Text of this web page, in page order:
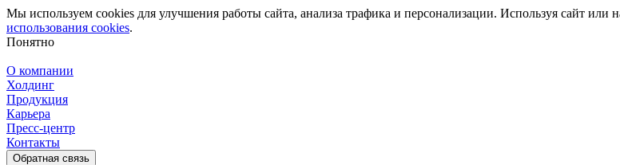
Мы используем cookies для улучшения работы сайта, анализа трафика и персонализации. Используя сайт
использования cookies.
Понятно
О компании
Холдинг
Продукция
Карьера
Пресс-центр
Контакты
Обратная связь